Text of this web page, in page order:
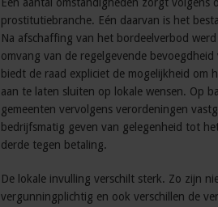
prostitutiebranche. Eén daarvan is het
Na afschaffing van het bordeelverbod
omvang van de regelgevende
biedt de raad expliciet de mogelijkheid om
aan te laten sluiten op lokale wensen. Op
gemeenten vervolgens verordeningen
bedrijfsmatig geven van gelegenheid tot
derde tegen betaling.
De lokale invulling verschilt sterk. Zo zijn
vergunningplichtig en ook verschillen de